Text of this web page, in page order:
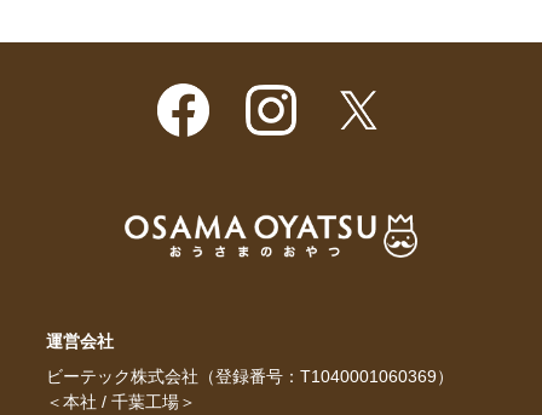
運営会社
ビーテック株式会社（登録番号：T1040001060369）
＜本社 / 千葉工場＞